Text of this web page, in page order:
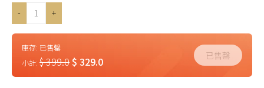
-
+
庫存: 已售罄
小計: $ 399.0$ 329.0 已售罄